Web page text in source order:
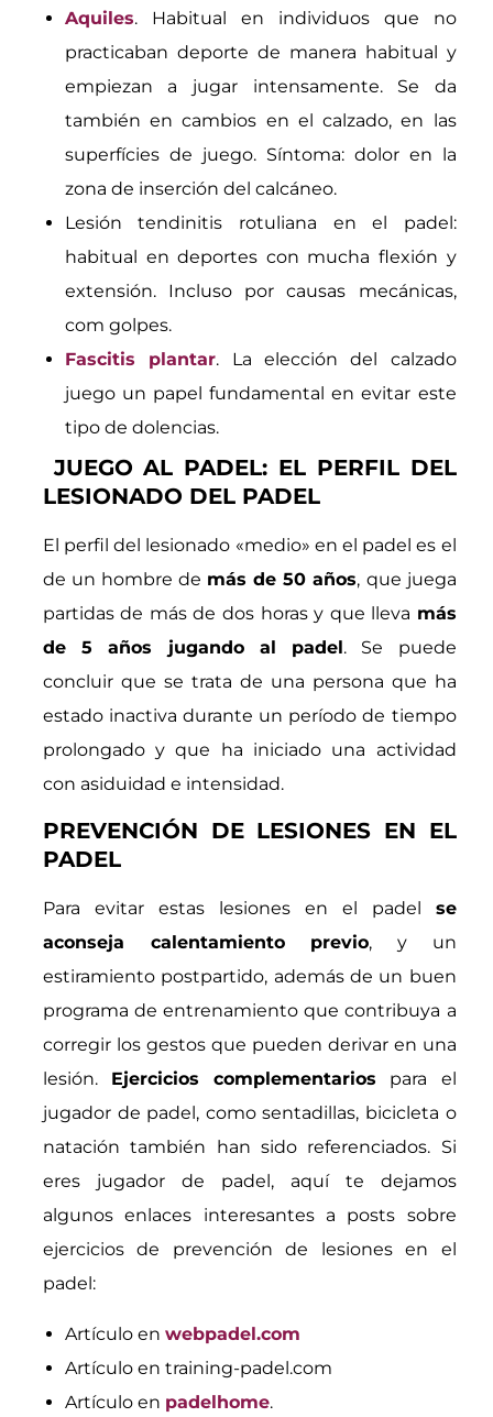
Aquiles. Habitual en individuos que no
practicaban deporte de manera habitual y
empiezan a jugar intensamente. Se da
también en cambios en el calzado, en las
superfícies de juego. Síntoma: dolor en la
zona de inserción del calcáneo.
Lesión tendinitis rotuliana en el padel:
habitual en deportes con mucha flexión y
extensión. Incluso por causas mecánicas,
com golpes.
Fascitis plantar. La elección del calzado
juego un papel fundamental en evitar este
tipo de dolencias.
JUEGO AL PADEL: EL PERFIL DEL
LESIONADO DEL PADEL
El perfil del lesionado «medio» en el padel es el
de un hombre de más de 50 años, que juega
partidas de más de dos horas y que lleva más
de 5 años jugando al padel. Se puede
concluir que se trata de una persona que ha
estado inactiva durante un período de tiempo
prolongado y que ha iniciado una actividad
con asiduidad e intensidad.
PREVENCIÓN DE LESIONES EN EL
PADEL
Para evitar estas lesiones en el padel se
aconseja calentamiento previo, y un
estiramiento postpartido, además de un buen
programa de entrenamiento que contribuya a
corregir los gestos que pueden derivar en una
lesión. Ejercicios complementarios para el
jugador de padel, como sentadillas, bicicleta o
natación también han sido referenciados. Si
eres jugador de padel, aquí te dejamos
algunos enlaces interesantes a posts sobre
ejercicios de prevención de lesiones en el
padel:
Artículo en webpadel.com
Artículo en training-padel.com
Artículo en padelhome.